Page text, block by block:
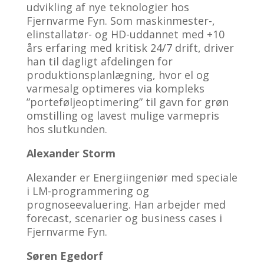
udvikling af nye teknologier hos
Fjernvarme Fyn. Som maskinmester-,
elinstallatør- og HD-uddannet med +10
års erfaring med kritisk 24/7 drift, driver
han til dagligt afdelingen for
produktionsplanlægning, hvor el og
varmesalg optimeres via kompleks
”porteføljeoptimering” til gavn for grøn
omstilling og lavest mulige varmepris
hos slutkunden.
Alexander Storm
Alexander er Energiingeniør med speciale
i LM-programmering og
prognoseevaluering. Han arbejder med
forecast, scenarier og business cases i
Fjernvarme Fyn.
Søren Egedorf